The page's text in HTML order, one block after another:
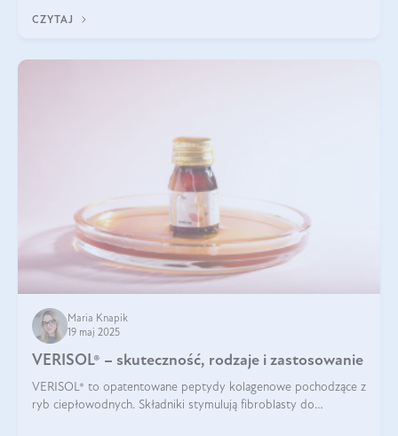
CZYTAJ
Maria Knapik
19 maj 2025
VERISOL® – skuteczność, rodzaje i zastosowanie
VERISOL® to opatentowane peptydy kolagenowe pochodzące z
ryb ciepłowodnych. Składniki stymulują fibroblasty do